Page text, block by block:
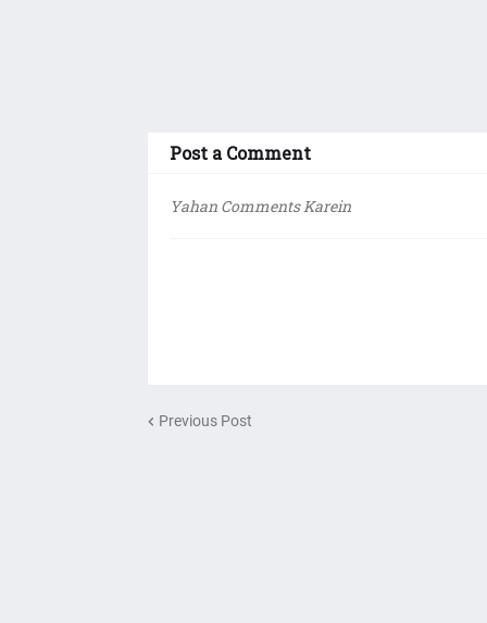
Post a Comment
Yahan Comments Karein
Previous Post